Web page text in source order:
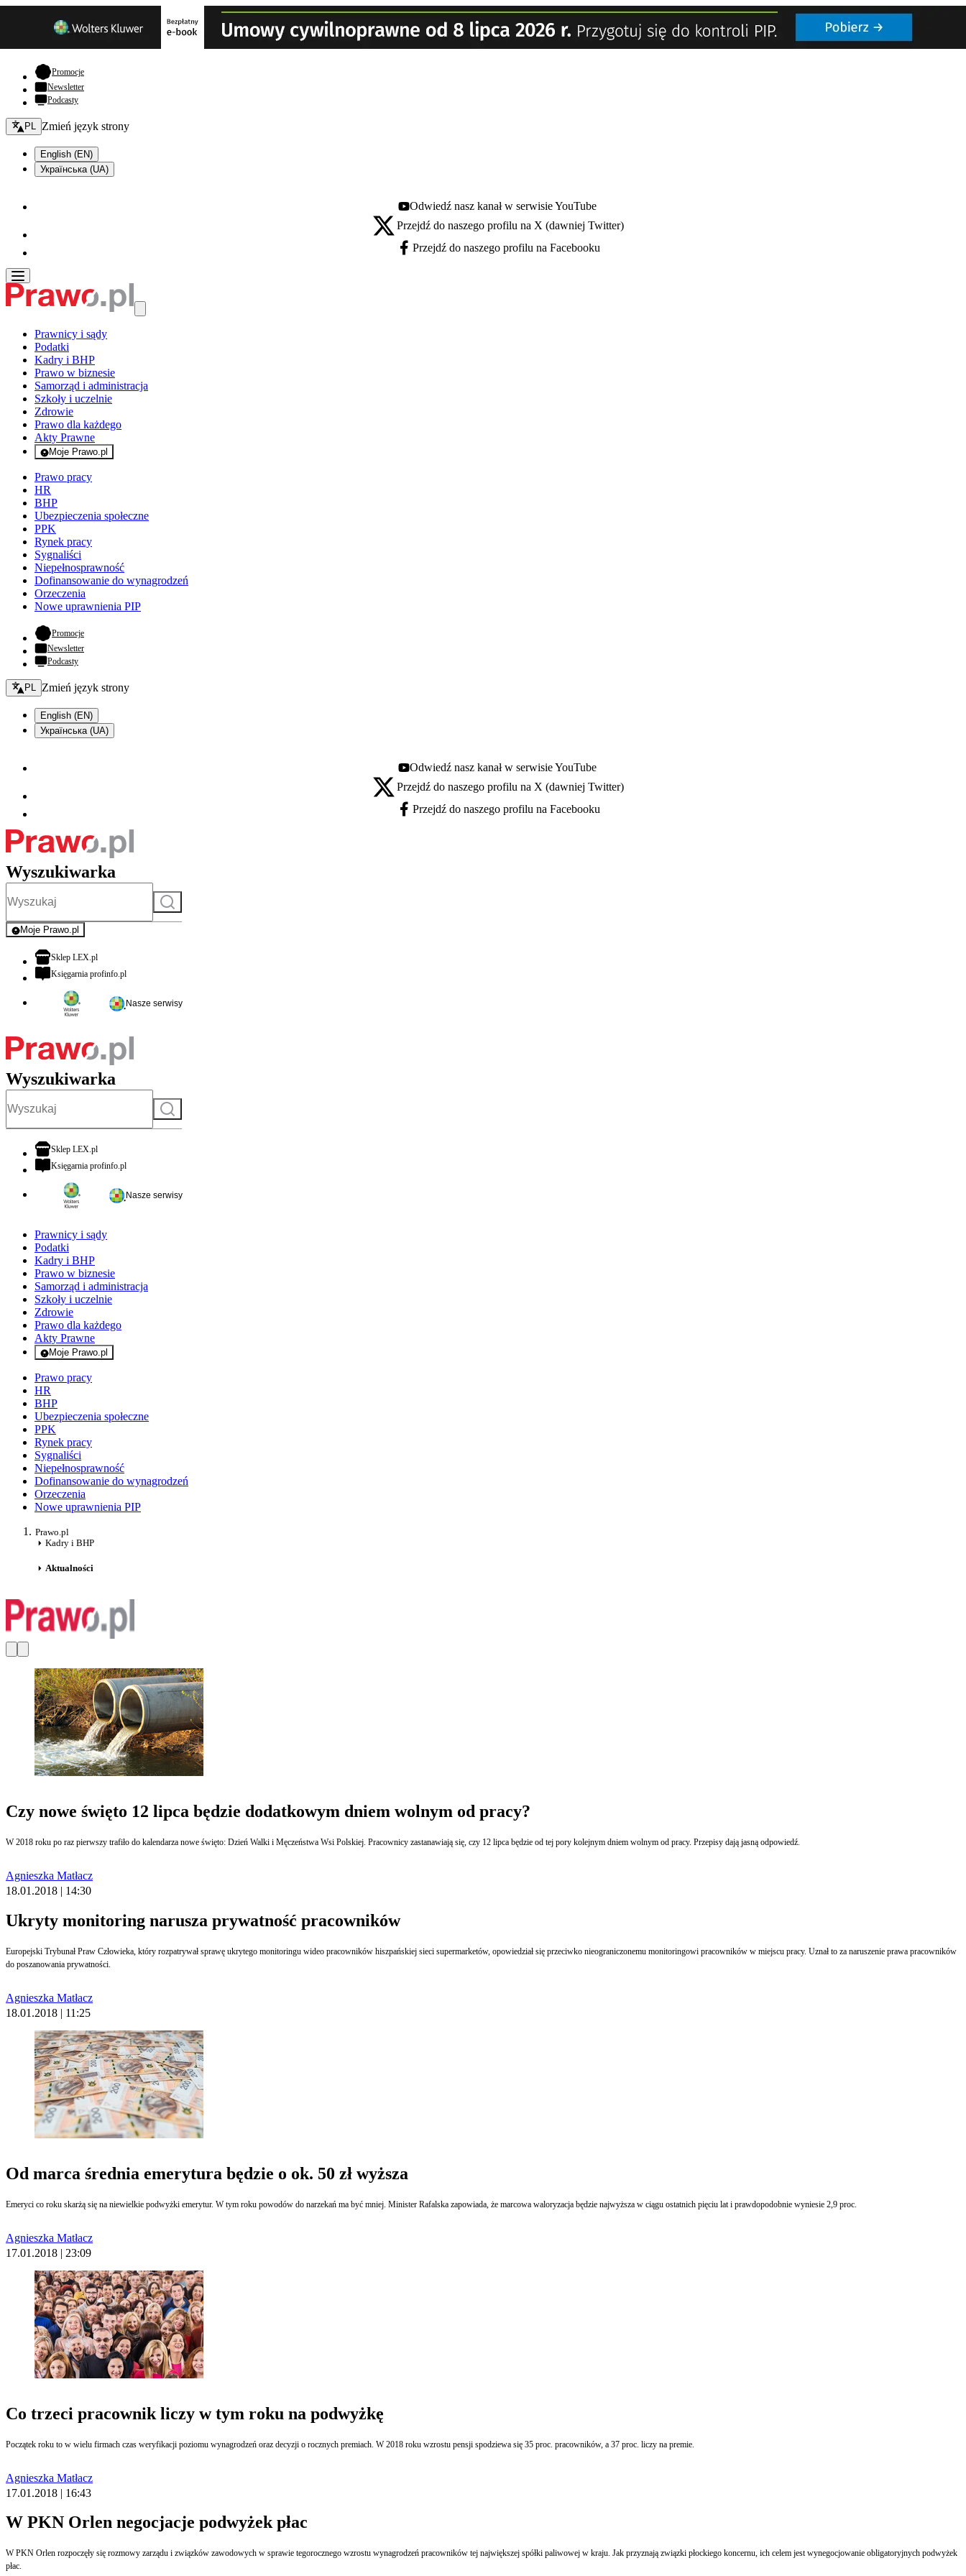
Promocje- otwiera się w nowej karcie
Newsletter
Podcasty
Zmień język - bieżący:
PL Zmień język strony
English (EN)
Українська (UA)
Youtube - otwiera się w nowej karcie
Odwiedź nasz kanał w serwisie YouTube
X - otwiera się w nowej karcie
Przejdź do naszego profilu na X (dawniej Twitter)
Facebook - otwiera się w nowej karcie
Przejdź do naszego profilu na Facebooku
Prawnicy i sądy
Podatki
Kadry i BHP
Prawo w biznesie
Samorząd i administracja
Szkoły i uczelnie
Zdrowie
Prawo dla każdego
Akty Prawne
Moje Prawo.pl
- rejestracja i logowanie do serwisu
Prawo pracy
HR
BHP
Ubezpieczenia społeczne
PPK
Rynek pracy
Sygnaliści
Niepełnosprawność
Dofinansowanie do wynagrodzeń
Orzeczenia
Nowe uprawnienia PIP
Promocje- otwiera się w nowej karcie
Newsletter
Podcasty
Zmień język - bieżący:
PL Zmień język strony
English (EN)
Українська (UA)
Youtube - otwiera się w nowej karcie
Odwiedź nasz kanał w serwisie YouTube
X - otwiera się w nowej karcie
Przejdź do naszego profilu na X (dawniej Twitter)
Facebook - otwiera się w nowej karcie
Przejdź do naszego profilu na Facebooku
Wyszukiwarka
Szukaj
Moje Prawo.pl
- rejestracja i logowanie do serwisu
Sklep LEX.plotwiera się w nowej karcie
Księgarnia profinfo.plotwiera się w nowej karcie
Nasze serwisy
Wyszukiwarka
Szukaj
Sklep LEX.plotwiera się w nowej karcie
Księgarnia profinfo.plotwiera się w nowej karcie
Nasze serwisy
Prawnicy i sądy
Podatki
Kadry i BHP
Prawo w biznesie
Samorząd i administracja
Szkoły i uczelnie
Zdrowie
Prawo dla każdego
Akty Prawne
Moje Prawo.pl
- rejestracja i logowanie do serwisu
Prawo pracy
HR
BHP
Ubezpieczenia społeczne
PPK
Rynek pracy
Sygnaliści
Niepełnosprawność
Dofinansowanie do wynagrodzeń
Orzeczenia
Nowe uprawnienia PIP
Prawo.pl
Kadry i BHP
Aktualności
Czy nowe święto 12 lipca będzie dodatkowym dniem wolnym od pracy?
W 2018 roku po raz pierwszy trafiło do kalendarza nowe święto: Dzień Walki i Męczeństwa Wsi Polskiej. Pracownicy zastanawiają się, czy 12 lipca będzie od tej pory kolejnym dniem wolnym od pracy. Przepisy dają jasną odpowiedź.
Agnieszka Matłacz
18.01.2018 | 14:30
Ukryty monitoring narusza prywatność pracowników
Europejski Trybunał Praw Człowieka, który rozpatrywał sprawę ukrytego monitoringu wideo pracowników hiszpańskiej sieci supermarketów, opowiedział się przeciwko nieograniczonemu monitoringowi pracowników w miejscu pracy. Uznał to za naruszenie prawa pracowników
do poszanowania prywatności.
Agnieszka Matłacz
18.01.2018 | 11:25
Od marca średnia emerytura będzie o ok. 50 zł wyższa
Emeryci co roku skarżą się na niewielkie podwyżki emerytur. W tym roku powodów do narzekań ma być mniej. Minister Rafalska zapowiada, że marcowa waloryzacja będzie najwyższa w ciągu ostatnich pięciu lat i prawdopodobnie wyniesie 2,9 proc.
Agnieszka Matłacz
17.01.2018 | 23:09
Co trzeci pracownik liczy w tym roku na podwyżkę
Początek roku to w wielu firmach czas weryfikacji poziomu wynagrodzeń oraz decyzji o rocznych premiach. W 2018 roku wzrostu pensji spodziewa się 35 proc. pracowników, a 37 proc. liczy na premie.
Agnieszka Matłacz
17.01.2018 | 16:43
W PKN Orlen negocjacje podwyżek płac
W PKN Orlen rozpoczęły się rozmowy zarządu i związków zawodowych w sprawie tegorocznego wzrostu wynagrodzeń pracowników tej największej spółki paliwowej w kraju. Jak przyznają związki płockiego koncernu, ich celem jest wynegocjowanie obligatoryjnych podwyżek
płac.